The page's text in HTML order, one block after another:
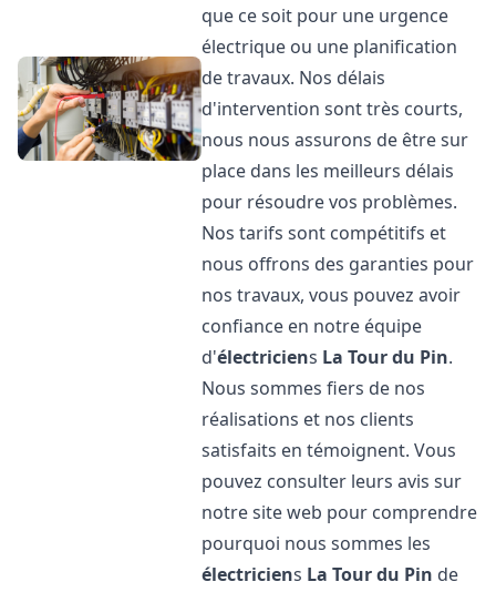
que ce soit pour une urgence
électrique ou une planification
de travaux. Nos délais
d'intervention sont très courts,
nous nous assurons de être sur
place dans les meilleurs délais
pour résoudre vos problèmes.
Nos tarifs sont compétitifs et
nous offrons des garanties pour
nos travaux, vous pouvez avoir
confiance en notre équipe
d'électriciens La Tour du Pin.
Nous sommes fiers de nos
réalisations et nos clients
satisfaits en témoignent. Vous
pouvez consulter leurs avis sur
notre site web pour comprendre
pourquoi nous sommes les
électriciens La Tour du Pin de